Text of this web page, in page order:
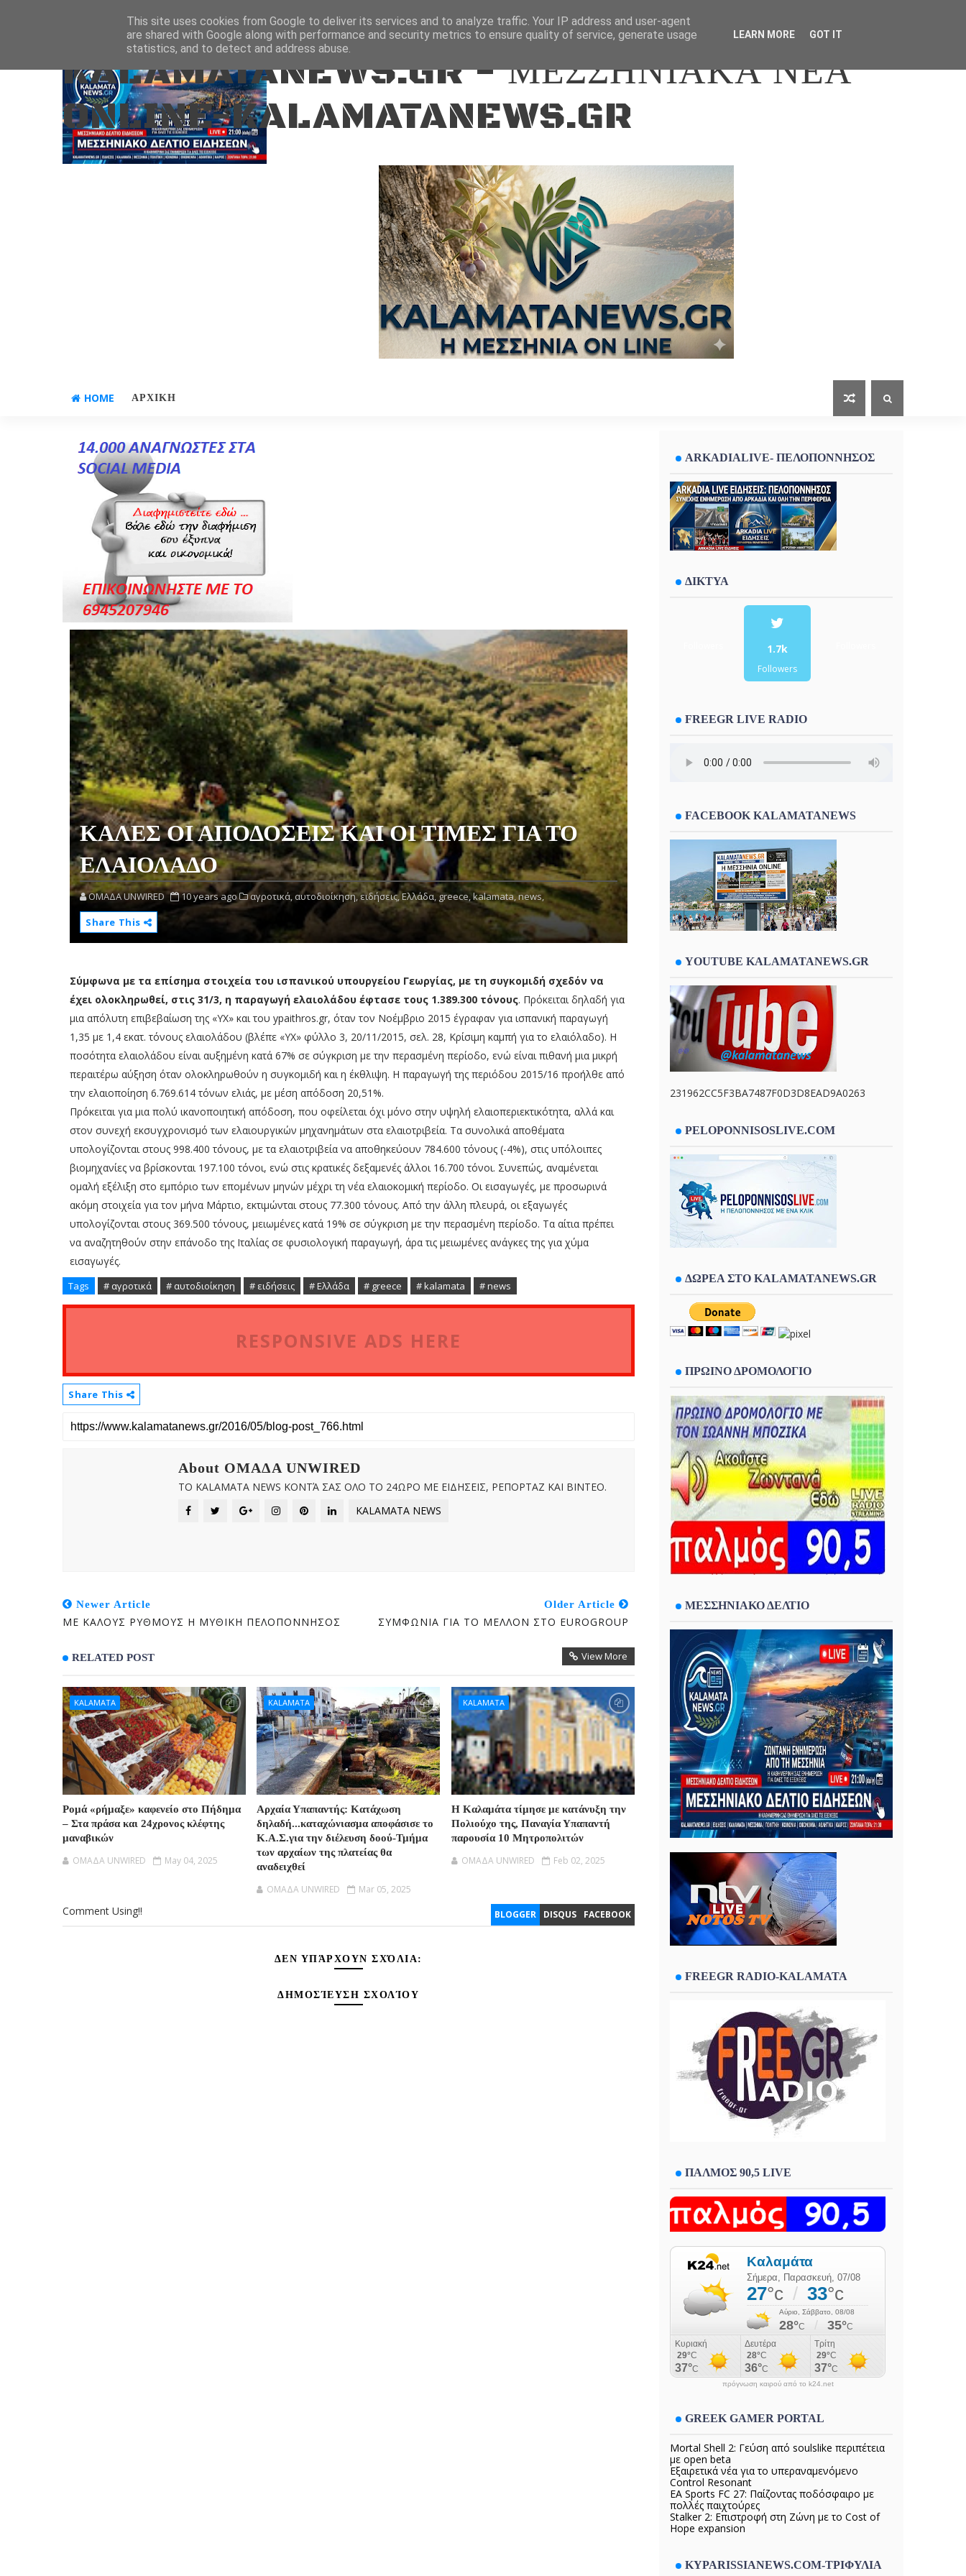
Aug 7, 2026
KALAMATANEWS.GR - ΜΕΣΣΗΝΙΑΚΑ ΝΕΑ
ONLINE-KALAMATANEWS.GR
HOME ΑΡΧΙΚΗ
ΚΑΛΕΣ ΟΙ ΑΠΟΔΟΣΕΙΣ ΚΑΙ ΟΙ ΤΙΜΕΣ ΓΙΑ ΤΟ
ΕΛΑΙΟΛΑΔΟ
OMAΔΑ UNWIRED 10 years ago αγροτικά,αυτοδιοίκηση,ειδήσεις,Ελλάδα,greece,kalamata,news,
Share This
Σύμφωνα με τα επίσημα στοιχεία του ισπανικού υπουργείου Γεωργίας, με τη συγκομιδή σχεδόν να
έχει ολοκληρωθεί, στις 31/3, η παραγωγή ελαιολάδου έφτασε τους 1.389.300 τόνους. Πρόκειται δηλαδή για
μια απόλυτη επιβεβαίωση της «ΥΧ» και του ypaithros.gr, όταν τον Νοέμβριο 2015 έγραφαν για ισπανική παραγωγή
1,35 με 1,4 εκατ. τόνους ελαιολάδου (βλέπε «ΥΧ» φύλλο 3, 20/11/2015, σελ. 28, Κρίσιμη καμπή για το ελαιόλαδο). Η
ποσότητα ελαιολάδου είναι αυξημένη κατά 67% σε σύγκριση με την περασμένη περίοδο, ενώ είναι πιθανή μια μικρή
περαιτέρω αύξηση όταν ολοκληρωθούν η συγκομιδή και η έκθλιψη. Η παραγωγή της περιόδου 2015/16 προήλθε από
την ελαιοποίηση 6.769.614 τόνων ελιάς, με μέση απόδοση 20,51%.
Πρόκειται για μια πολύ ικανοποιητική απόδοση, που οφείλεται όχι μόνο στην υψηλή ελαιοπεριεκτικότητα, αλλά και
στον συνεχή εκσυγχρονισμό των ελαιουργικών μηχανημάτων στα ελαιοτριβεία. Τα συνολικά αποθέματα
υπολογίζονται στους 998.400 τόνους, με τα ελαιοτριβεία να αποθηκεύουν 784.600 τόνους (-4%), στις υπόλοιπες
βιομηχανίες να βρίσκονται 197.100 τόνοι, ενώ στις κρατικές δεξαμενές άλλοι 16.700 τόνοι. Συνεπώς, αναμένεται
ομαλή εξέλιξη στο εμπόριο των επομένων μηνών μέχρι τη νέα ελαιοκομική περίοδο. Οι εισαγωγές, με προσωρινά
ακόμη στοιχεία για τον μήνα Μάρτιο, εκτιμώνται στους 77.300 τόνους. Από την άλλη πλευρά, οι εξαγωγές
υπολογίζονται στους 369.500 τόνους, μειωμένες κατά 19% σε σύγκριση με την περασμένη περίοδο. Τα αίτια πρέπει
να αναζητηθούν στην επάνοδο της Ιταλίας σε φυσιολογική παραγωγή, άρα τις μειωμένες ανάγκες της για χύμα
εισαγωγές.
Tags # αγροτικά # αυτοδιοίκηση # ειδήσεις # Ελλάδα # greece # kalamata # news
RESPONSIVE ADS HERE
Share This
About OMAΔΑ UNWIRED
ΤΟ KALAMATA NEWS ΚΟΝΤΆ ΣΑΣ ΟΛΟ ΤΟ 24ΩΡΟ ΜΕ ΕΙΔΗΣΕΙΣ, ΡΕΠΟΡΤΑΖ ΚΑΙ ΒΙΝΤΕΟ.
KALAMATA NEWS
Newer Article
ΜΕ ΚΑΛΟΥΣ ΡΥΘΜΟΥΣ Η ΜΥΘΙΚΗ ΠΕΛΟΠΟΝΝΗΣΟΣ
Older Article
ΣΥΜΦΩΝΙΑ ΓΙΑ ΤΟ ΜΕΛΛΟΝ ΣΤΟ EUROGROUP
RELATED POST View More
KALAMATA
Ρομά «ρήμαξε» καφενείο στο Πήδημα
– Στα πράσα και 24χρονος κλέφτης
μαναβικών
OMAΔΑ UNWIRED May 04, 2025
KALAMATA
Αρχαία Υπαπαντής: Κατάχωση
δηλαδή...καταχώνιασμα αποφάσισε το
Κ.Α.Σ.για την διέλευση δοού-Τμήμα
των αρχαίων της πλατείας θα
αναδειχθεί
OMAΔΑ UNWIRED Mar 05, 2025
KALAMATA
Η Καλαμάτα τίμησε με κατάνυξη την
Πολιούχο της, Παναγία Υπαπαντή
παρουσία 10 Μητροπολιτών
OMAΔΑ UNWIRED Feb 02, 2025
BLOGGER DISQUS FACEBOOK
Comment Using!!
ΔΕΝ ΥΠΆΡΧΟΥΝ ΣΧΌΛΙΑ:
ΔΗΜΟΣΊΕΥΣΗ ΣΧΟΛΊΟΥ
ARKADIALIVE- ΠΕΛΟΠΟΝΝΗΣΟΣ
ΔΙΚΤΥΑ
1.7k
Followers
FREEGR LIVE RADIO
FACEBOOK KALAMATANEWS
YOUTUBE KALAMATANEWS.GR
231962CC5F3BA7487F0D3D8EAD9A0263
PELOPONNISOSLIVE.COM
ΔΩΡΕΑ ΣΤΟ KALAMATANEWS.GR
ΠΡΩΙΝΟ ΔΡΟΜΟΛΟΓΙΟ
ΜΕΣΣΗΝΙΑΚΟ ΔΕΛΤΙΟ
FREEGR RADIO-KALAMATA
ΠΑΛΜΟΣ 90,5 LIVE
πρόγνωση καιρού από το k24.net
GREEK GAMER PORTAL
Mortal Shell 2: Γεύση από soulslike περιπέτεια
με open beta
Εξαιρετικά νέα για το υπεραναμενόμενο
Control Resonant
EA Sports FC 27: Παίζοντας ποδόσφαιρο με
πολλές παιχτούρες
Stalker 2: Επιστροφή στη Ζώνη με το Cost of
Hope expansion
KYPARISSIANEWS.COM-ΤΡΙΦΥΛΙΑ
This site uses cookies from Google to deliver its services and to analyze traffic. Your IP address and user-agent
are shared with Google along with performance and security metrics to ensure quality of service, generate usage
statistics, and to detect and address abuse.
LEARN MORE GOT IT